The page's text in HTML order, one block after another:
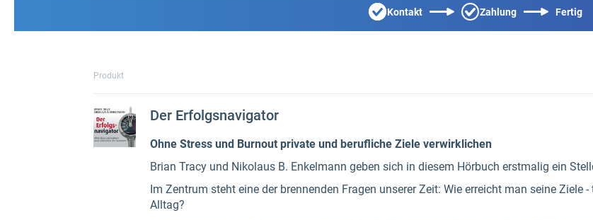
Kontakt Zahlung Fertig
Produkt
Der Erfolgsnavigator
Ohne Stress und Burnout private und berufliche Ziele verwirklichen
Brian Tracy und Nikolaus B. Enkelmann geben sich in diesem Hörbuch erstmalig ein
Im Zentrum steht eine der brennenden Fragen unserer Zeit: Wie erreicht man seine Ziele
Alltag?